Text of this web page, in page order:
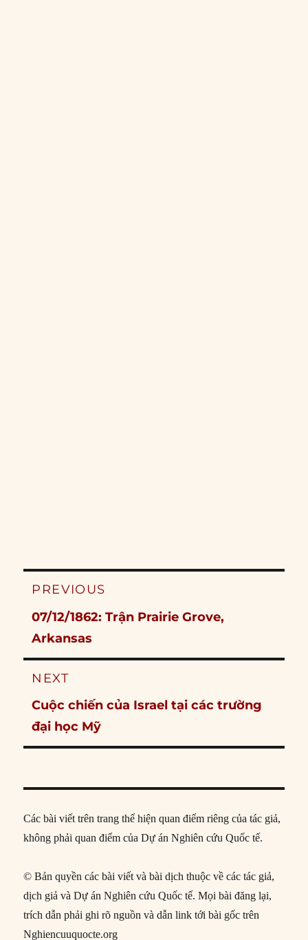
Post
PREVIOUS
Previous
post:
07/12/1862: Trận Prairie Grove,
Arkansas
NEXT
Next
post:
Cuộc chiến của Israel tại các trường
đại học Mỹ
Các bài viết trên trang thể hiện quan điểm riêng của tác giả,
không phải quan điểm của Dự án Nghiên cứu Quốc tế.
© Bản quyền các bài viết và bài dịch thuộc về các tác giả,
dịch giả và Dự án Nghiên cứu Quốc tế. Mọi bài đăng lại,
trích dẫn phải ghi rõ nguồn và dẫn link tới bài gốc trên
Nghiencuuquocte.org